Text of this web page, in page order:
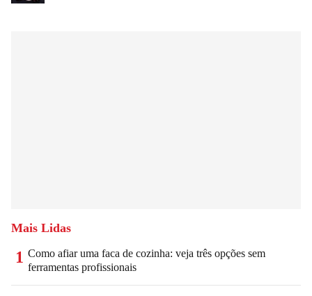
Mais Lidas
1 Como afiar uma faca de cozinha: veja três opções sem
ferramentas profissionais